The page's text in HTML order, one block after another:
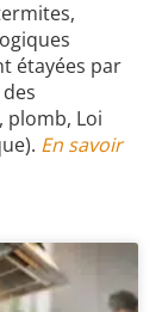
étayées par
plomb, Loi
En savoir